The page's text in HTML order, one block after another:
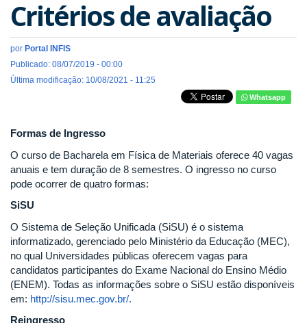
Critérios de avaliação
por Portal INFIS
Publicado: 08/07/2019 - 00:00
Última modificação: 10/08/2021 - 11:25
Whatsapp
Formas de Ingresso
O curso de Bacharela em Física de Materiais oferece 40 vagas
anuais e tem duração de 8 semestres. O ingresso no curso
pode ocorrer de quatro formas:
SiSU
O Sistema de Seleção Unificada (SiSU) é o sistema
informatizado, gerenciado pelo Ministério da Educação (MEC),
no qual Universidades públicas oferecem vagas para
candidatos participantes do Exame Nacional do Ensino Médio
(ENEM). Todas as informações sobre o SiSU estão disponíveis
em: http://sisu.mec.gov.br/.
Reingresso